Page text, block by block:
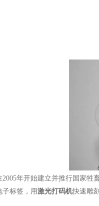
2005年开始建立并推行国家牲
子标签，用激光打码机快速雕